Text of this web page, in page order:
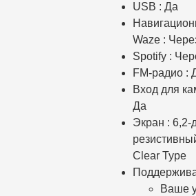
USB : Да
Waze :
Spotify :
FM-радио :
Вход для
Да
Экран :
Clear Type
Ваше